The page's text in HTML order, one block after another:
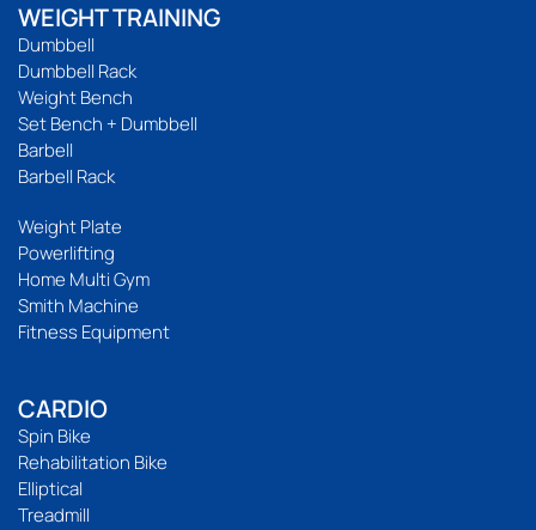
WEIGHT TRAINING
Dumbbell
Dumbbell Rack
Weight Bench
Set Bench + Dumbbell
Barbell
Barbell Rack
Weight Plate
Powerlifting
Home Multi Gym
Smith Machine
Fitness Equipment
CARDIO
Spin Bike
Rehabilitation Bike
Elliptical
Treadmill